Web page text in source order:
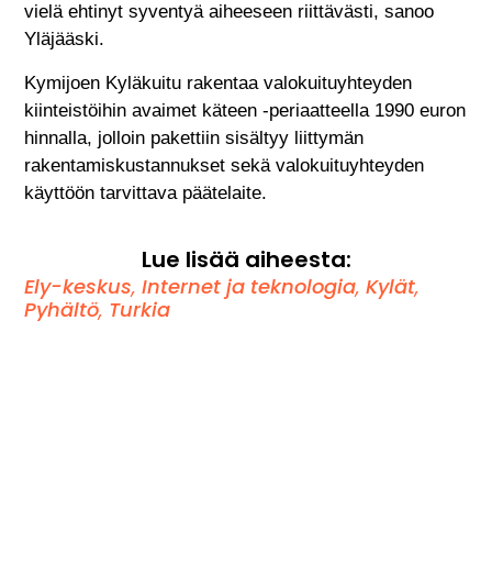
vielä ehtinyt syventyä aiheeseen riittävästi, sanoo
Yläjääski.
Kymijoen Kyläkuitu rakentaa valokuituyhteyden
kiinteistöihin avaimet käteen -periaatteella 1990 euron
hinnalla, jolloin pakettiin sisältyy liittymän
rakentamiskustannukset sekä valokuituyhteyden
käyttöön tarvittava päätelaite.
Lue lisää aiheesta:
Ely-keskus,Internet ja teknologia,Kylät,
Pyhältö, Turkia